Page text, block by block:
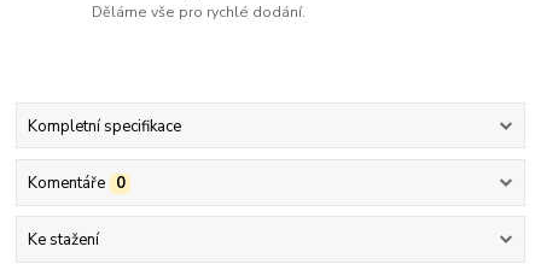
Děláme vše pro rychlé dodání.
Kompletní specifikace
Komentáře 0
Ke stažení